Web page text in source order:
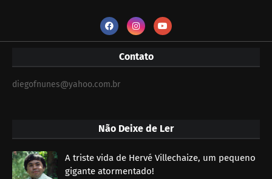
Contato
diegofnunes@yahoo.com.br
Não Deixe de Ler
A triste vida de Hervé Villechaize, um pequeno
gigante atormentado!